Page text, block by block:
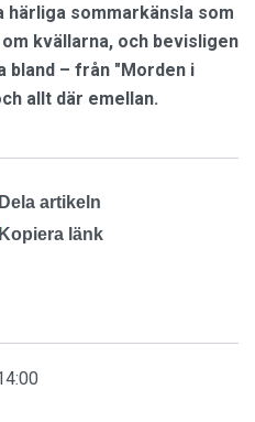
härliga sommarkänsla som
kvällarna, och bevisligen
bland – från "Morden i
allt där emellan.
artikeln
Kopiera länk